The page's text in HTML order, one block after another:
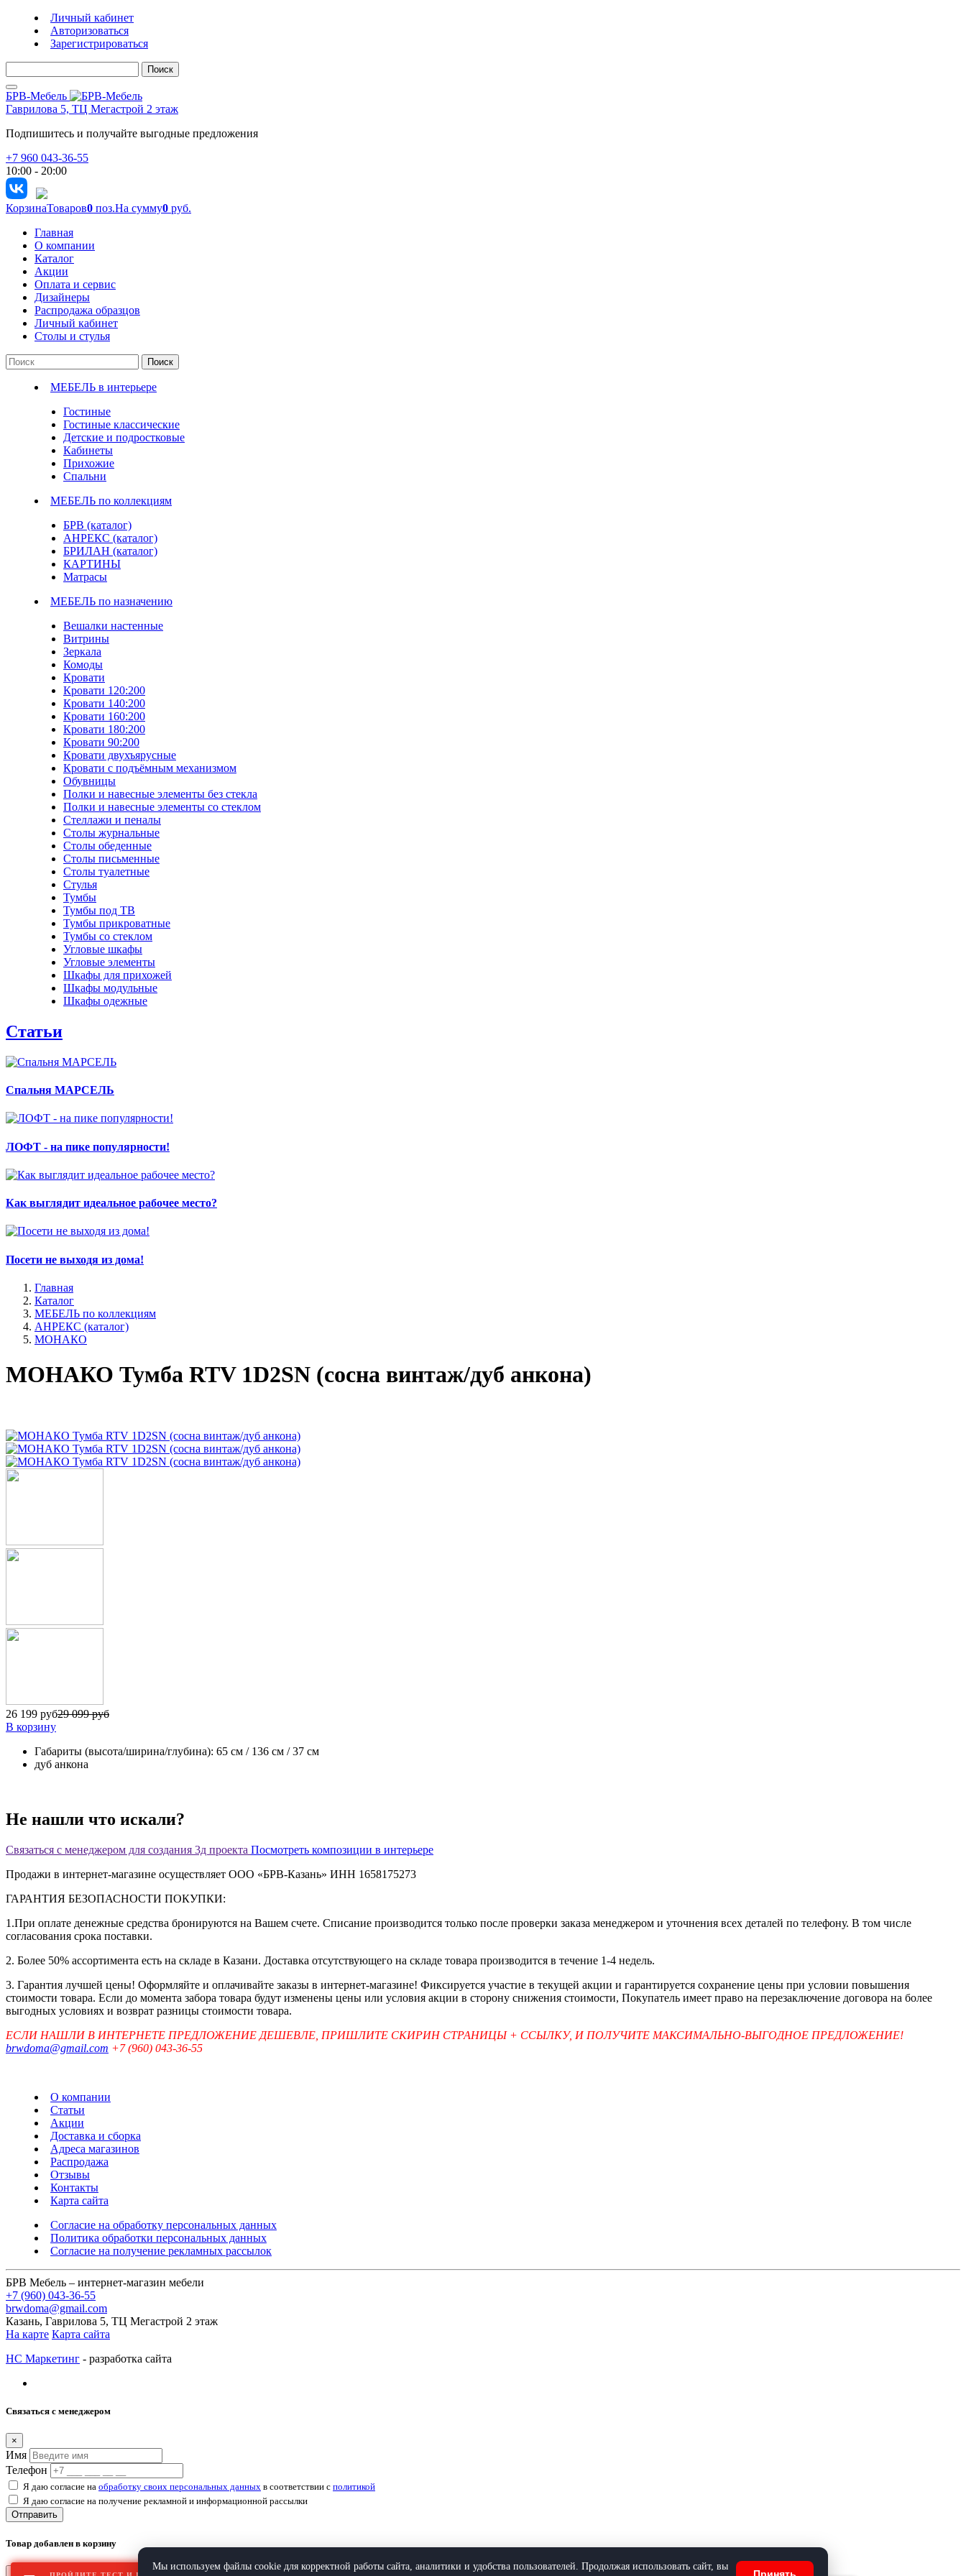
Личный кабинет
Авторизоваться
Зарегистрироваться
Поиск
БРВ-Мебель
Гаврилова 5, ТЦ Мегастрой 2 этаж
Подпишитесь и получайте выгодные предложения
+7 960 043-36-55
10:00 - 20:00
КорзинаТоваров0 поз.На сумму0 руб.
Главная
О компании
Каталог
Акции
Оплата и сервис
Дизайнеры
Распродажа образцов
Личный кабинет
Столы и стулья
Поиск
МЕБЕЛЬ в интерьере
Гостиные
Гостиные классические
Детские и подростковые
Кабинеты
Прихожие
Спальни
МЕБЕЛЬ по коллекциям
БРВ (каталог)
АНРЕКС (каталог)
БРИЛАН (каталог)
КАРТИНЫ
Матрасы
МЕБЕЛЬ по назначению
Вешалки настенные
Витрины
Зеркала
Комоды
Кровати
Кровати 120:200
Кровати 140:200
Кровати 160:200
Кровати 180:200
Кровати 90:200
Кровати двухъярусные
Кровати с подъёмным механизмом
Обувницы
Полки и навесные элементы без стекла
Полки и навесные элементы со стеклом
Стеллажи и пеналы
Столы журнальные
Столы обеденные
Столы письменные
Столы туалетные
Стулья
Тумбы
Тумбы под ТВ
Тумбы прикроватные
Тумбы со стеклом
Угловые шкафы
Угловые элементы
Шкафы для прихожей
Шкафы модульные
Шкафы одежные
Статьи
Спальня МАРСЕЛЬ
ЛОФТ - на пике популярности!
Как выглядит идеальное рабочее место?
Посети не выходя из дома!
Главная
Каталог
МЕБЕЛЬ по коллекциям
АНРЕКС (каталог)
МОНАКО
МОНАКО Тумба RTV 1D2SN (сосна винтаж/дуб анкона)
26 199 руб29 099 руб
В корзину
Габариты (высота/ширина/глубина): 65 см / 136 см / 37 см
дуб анкона
Не нашли что искали?
Связаться с менеджером для создания 3д проекта Посмотреть композиции в интерьере
Продажи в интернет-магазине осуществляет ООО «БРВ-Казань» ИНН 1658175273
ГАРАНТИЯ БЕЗОПАСНОСТИ ПОКУПКИ:
1.При оплате денежные средства бронируются на Вашем счете. Списание производится только после проверки заказа менеджером и уточнения всех деталей по телефону. В том числе
согласования срока поставки.
2. Более 50% ассортимента есть на складе в Казани. Доставка отсутствующего на складе товара производится в течение 1-4 недель.
3. Гарантия лучшей цены! Оформляйте и оплачивайте заказы в интернет-магазине! Фиксируется участие в текущей акции и гарантируется сохранение цены при условии повышения
стоимости товара. Если до момента забора товара будут изменены цены или условия акции в сторону снижения стоимости, Покупатель имеет право на перезаключение договора на более
выгодных условиях и возврат разницы стоимости товара.
ЕСЛИ НАШЛИ В ИНТЕРНЕТЕ ПРЕДЛОЖЕНИЕ ДЕШЕВЛЕ, ПРИШЛИТЕ СКИРИН СТРАНИЦЫ + ССЫЛКУ, И ПОЛУЧИТЕ МАКСИМАЛЬНО-ВЫГОДНОЕ ПРЕДЛОЖЕНИЕ!
brwdoma@gmail.com +7 (960) 043-36-55
О компании
Статьи
Акции
Доставка и сборка
Адреса магазинов
Распродажа
Отзывы
Контакты
Карта сайта
Согласие на обработку персональных данных
Политика обработки персональных данных
Согласие на получение рекламных рассылок
БРВ Мебель – интернет-магазин мебели
+7 (960) 043-36-55
brwdoma@gmail.com
Казань, Гаврилова 5, ТЦ Мегастрой 2 этаж
На карте Карта сайта
НС Маркетинг - разработка сайта
Связаться с менеджером
×
Имя
Телефон
Я даю согласие на обработку своих персональных данных в соответствии с политикой
Я даю согласие на получение рекламной и информационной рассылки
Отправить
Товар добавлен в корзину
Мы используем файлы cookie для корректной работы сайта, аналитики и удобства пользователей. Продолжая использовать сайт, вы